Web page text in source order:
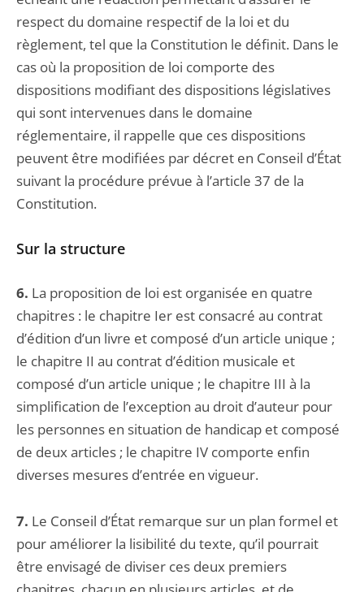
respect du domaine respectif de la loi et du
règlement, tel que la Constitution le définit. Dans le
cas où la proposition de loi comporte des
dispositions modifiant des dispositions législatives
qui sont intervenues dans le domaine
réglementaire, il rappelle que ces dispositions
peuvent être modifiées par décret en Conseil d’État
suivant la procédure prévue à l’article 37 de la
Constitution.
Sur la structure
6. La proposition de loi est organisée en quatre
chapitres : le chapitre Ier est consacré au contrat
d’édition d’un livre et composé d’un article unique ;
le chapitre II au contrat d’édition musicale et
composé d’un article unique ; le chapitre III à la
simplification de l’exception au droit d’auteur pour
les personnes en situation de handicap et composé
de deux articles ; le chapitre IV comporte enfin
diverses mesures d’entrée en vigueur.
7. Le Conseil d’État remarque sur un plan formel et
pour améliorer la lisibilité du texte, qu’il pourrait
être envisagé de diviser ces deux premiers